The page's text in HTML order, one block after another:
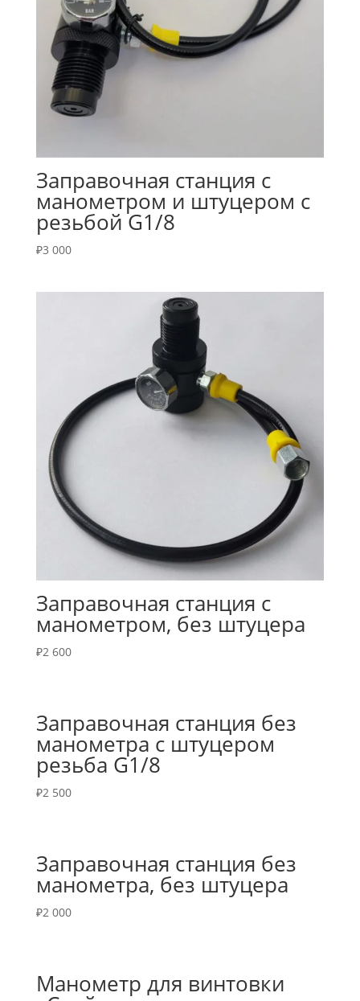
Заправочная станция с
манометром и штуцером с
резьбой G1/8
₽3 000
Заправочная станция с
манометром, без штуцера
₽2 600
Заправочная станция без
манометра с штуцером
резьба G1/8
₽2 500
Заправочная станция без
манометра, без штуцера
₽2 000
Манометр для винтовки